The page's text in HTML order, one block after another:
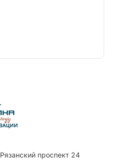
проспект 24